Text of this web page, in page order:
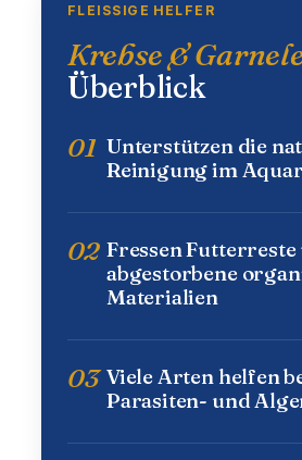
FLEISSIGE HELFER
Krebse &
Überblick
01 Unterstützen die
Reinigung im
02 Fressen Futterreste
abgestorbene
Materialien
03 Viele Arten helfen
Parasiten- und